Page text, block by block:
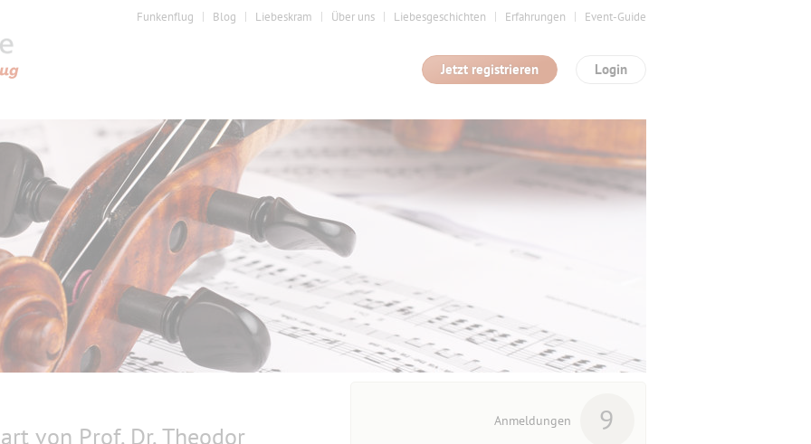
Funkenflug Blog Liebeskram Über uns Liebesgeschichten Erfahrungen Event-Guide
Login
Jetzt registrieren
von Prof. Dr. Theodor
Anmeldungen 9